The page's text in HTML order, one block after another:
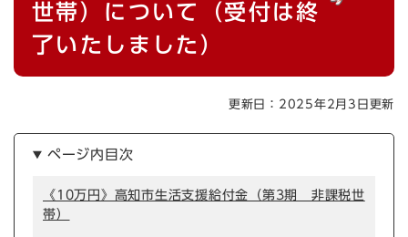
世帯）について（受付は終
了いたしました）
更新日：2025年2月3日更新
ページ内目次
《10万円》高知市生活支援給付金（第3期 非課税世
帯）